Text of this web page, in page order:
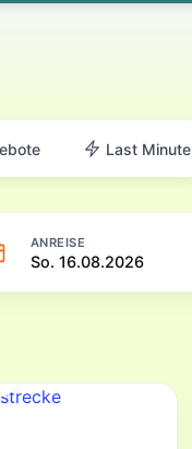
Last Minute
ANREISE
So. 16.08.2026